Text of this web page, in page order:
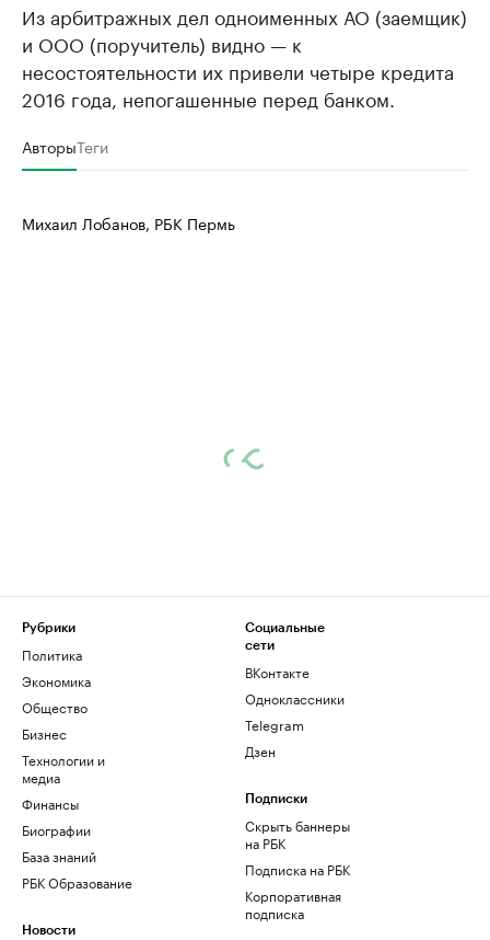
Из арбитражных дел одноименных АО (заемщик)
и ООО (поручитель) видно — к
несостоятельности их привели четыре кредита
2016 года, непогашенные перед банком.
АвторыТеги
Михаил Лобанов, РБК Пермь
Рубрики
Политика
Экономика
Общество
Бизнес
Технологии и
медиа
Финансы
Биографии
База знаний
РБК Образование
Новости
Социальные
сети
ВКонтакте
Одноклассники
Telegram
Дзен
Подписки
Скрыть баннеры
на РБК
Подписка на РБК
Корпоративная
подписка